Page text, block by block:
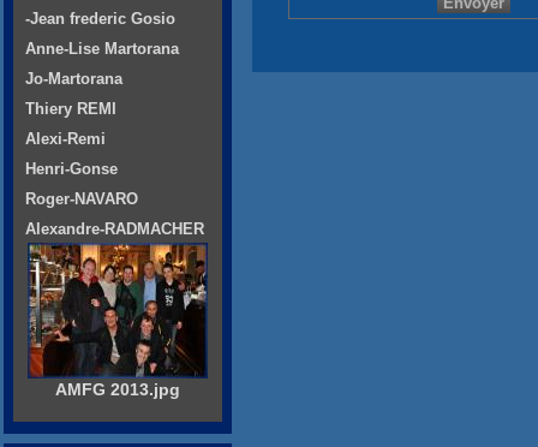
-Jean frederic Gosio
Anne-Lise Martorana
Jo-Martorana
Thiery REMI
Alexi-Remi
Henri-Gonse
Roger-NAVARO
Alexandre-RADMACHER
AMFG 2013.jpg